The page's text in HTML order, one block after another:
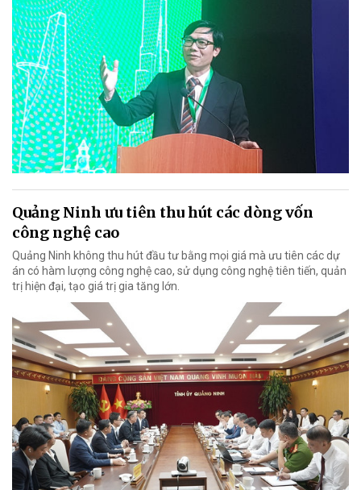
Quảng Ninh ưu tiên thu hút các dòng vốn
công nghệ cao
Quảng Ninh không thu hút đầu tư bằng mọi giá mà ưu tiên các dự
án có hàm lượng công nghệ cao, sử dụng công nghệ tiên tiến, quản
trị hiện đại, tạo giá trị gia tăng lớn.